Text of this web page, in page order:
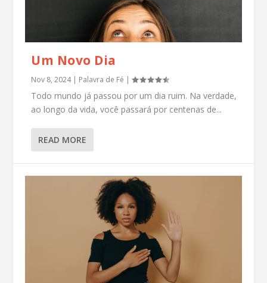
Um Novo Dia
Nov 8, 2024| Palavra de Fé |
Todo mundo já passou por um dia ruim. Na verdade,
ao longo da vida, você passará por centenas de...
READ MORE